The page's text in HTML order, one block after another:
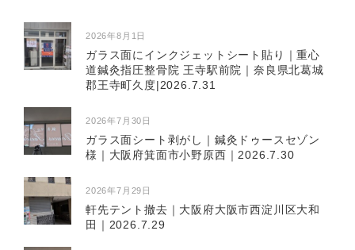
2026年8月1日
ガラス面にインクジェットシート貼り｜重心
道鍼灸指圧整骨院 王寺駅前院｜奈良県北葛城
郡王寺町久度|2026.7.31
2026年7月30日
ガラス面シート剥がし｜鍼灸ドゥースセゾン
様｜大阪府箕面市小野原西｜2026.7.30
2026年7月29日
軒先テント撤去｜大阪府大阪市西淀川区大和
田｜2026.7.29